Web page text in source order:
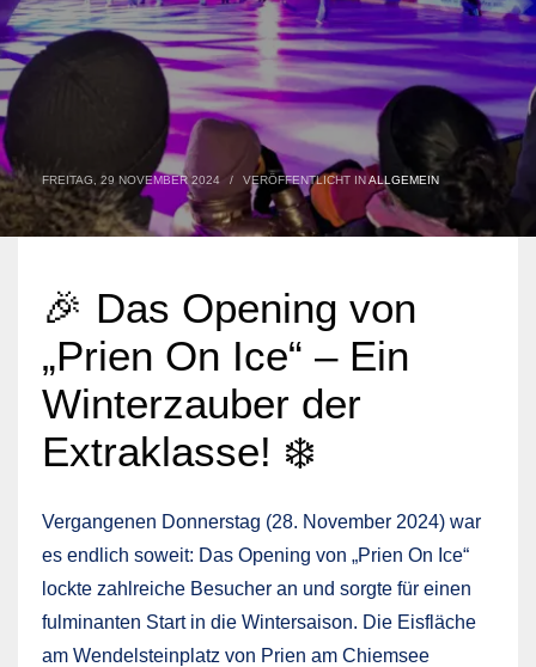
FREITAG, 29 NOVEMBER 2024 / VERÖFFENTLICHT INALLGEMEIN
🎉 Das Opening von
„Prien On Ice“ – Ein
Winterzauber der
Extraklasse! ❄️
Vergangenen Donnerstag (28. November 2024) war
es endlich soweit: Das Opening von „Prien On Ice“
lockte zahlreiche Besucher an und sorgte für einen
fulminanten Start in die Wintersaison. Die Eisfläche
am Wendelsteinplatz von Prien am Chiemsee